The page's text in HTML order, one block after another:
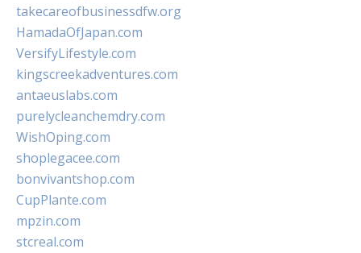
takecareofbusinessdfw.org
HamadaOfJapan.com
VersifyLifestyle.com
kingscreekadventures.com
antaeuslabs.com
purelycleanchemdry.com
WishOping.com
shoplegacee.com
bonvivantshop.com
CupPlante.com
mpzin.com
stcreal.com